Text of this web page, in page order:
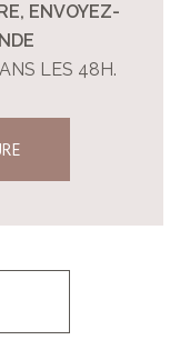
ENVOYEZ-
LES 48H.